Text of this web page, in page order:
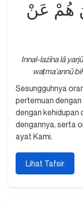
هُمْ عَنْ
Innal-lażīna lā
waṭma'annū
Sesungguhnya
pertemuan dengan
dengan kehidupan
dengannya, serta
ayat Kami,
Lihat Tafsir